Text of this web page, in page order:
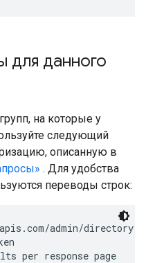
для данного
на которые у
следующий
описанную в
. Для удобства
переводы строк:
admin/directory/
per response page